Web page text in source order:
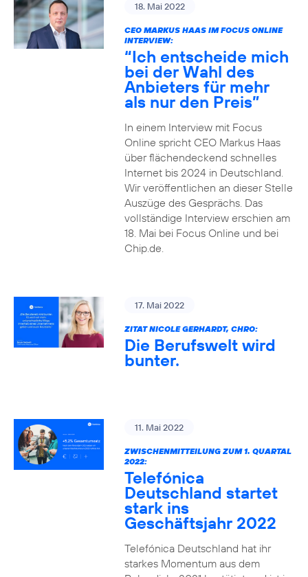
18. Mai 2022
CEO MARKUS HAAS IM FOCUS ONLINE
INTERVIEW:
“Ich entscheide mich
bei der Wahl des
Anbieters für mehr
als nur den Preis”
In einem Interview mit Focus
Online spricht CEO Markus Haas
über flächendeckend schnelles
Internet bis 2024 in Deutschland.
Wir veröffentlichen an dieser Stelle
Auszüge des Gesprächs. Das
vollständige Interview erschien am
18. Mai bei Focus Online und bei
Chip.de.
17. Mai 2022
ZITAT NICOLE GERHARDT, CHRO:
Die Berufswelt wird
bunter.
11. Mai 2022
ZWISCHENMITTEILUNG ZUM 1. QUARTAL
2022:
Telefónica
Deutschland startet
stark ins
Geschäftsjahr 2022
Telefónica Deutschland hat ihr
starkes Momentum aus dem